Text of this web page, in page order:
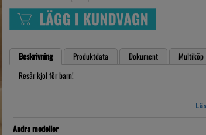
Beskrivning Produktdata Dokument
Multiköp
Resår kjol för barn!
7-8mån - 1 år
Andra modeller